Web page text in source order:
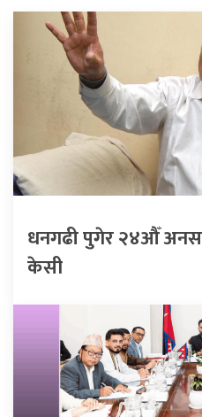
धनगढी पुगेर २४औँ
केसी